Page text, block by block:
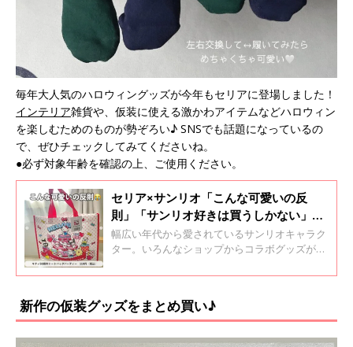
毎年大人気のハロウィングッズが今年もセリアに登場しました！
インテリア雑貨や、仮装に使える激かわアイテムなどハロウィン
を楽しむためのものが勢ぞろい♪ SNSでも話題になっているの
で、ぜひチェックしてみてくださいね。
●必ず対象年齢を確認の上、ご使用ください。
セリア×サンリオ「こんな可愛いの反
則」「サンリオ好きは買うしかない」大
人気アイテム4選
幅広い年代から愛されているサンリオキャラク
ター。いろんなショップからコラボグッズが販
そこで今回は、セリアでゲットできるサンリオ
ぜひチェックしてみてくださいね。
新作の仮装グッズをまとめ買い♪